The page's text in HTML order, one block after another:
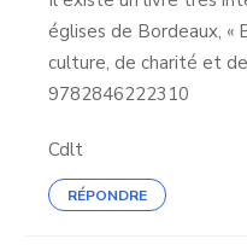
églises de Bordeaux, «
culture, de charité et
9782846222310
Cdlt
RÉPONDRE